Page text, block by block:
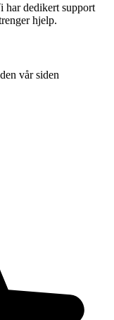
har dedikert support
hjelp.
vår siden